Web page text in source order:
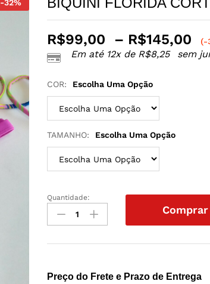
-32%
R$99,00 – R$145,00 (-
Em até 12x de R$8,25 sem
COR: Escolha Uma Opção
TAMANHO: Escolha Uma Opção
BIQUINI
FLÓRIDA
CORTININHA
quantidade
Quantidade:
Comprar
Preço do Frete e Prazo de Entrega